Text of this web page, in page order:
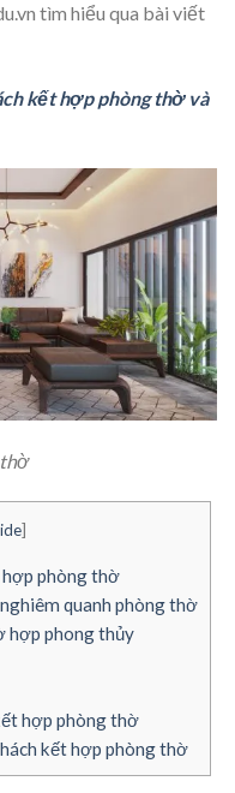
tìm hiểu qua bài viết
kết hợp phòng thờ và
]
phòng thờ
quanh phòng thờ
hợp phong thủy
hợp phòng thờ
kết hợp phòng thờ